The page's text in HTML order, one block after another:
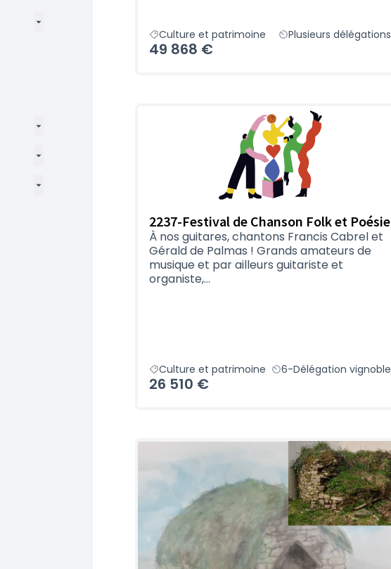
Culture et patrimoine Plusieurs délégations
49 868 €
2237-Festival de Chanson Folk et Poésie
À nos guitares, chantons Francis Cabrel et
Gérald de Palmas ! Grands amateurs de
musique et par ailleurs guitariste et
organiste,...
Culture et patrimoine 6-Délégation vignoble
26 510 €